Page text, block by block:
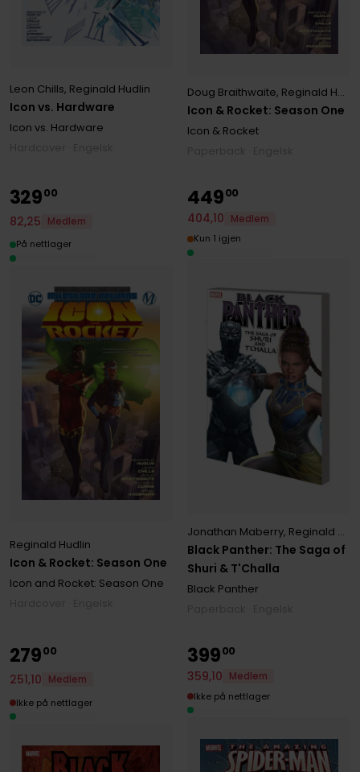
Icon vs. Hardware
Leon Chills, Reginald Hudlin
Icon vs. Hardware
Icon & Rocket: Season One
Doug Braithwaite, Reginald Hudlin
Icon & Rocket
Icon & Rocket: Season One
Reginald Hudlin
Icon and Rocket: Season One
32900
82,25
Medlem
På nettlager
Black Panther: The Saga of
Shuri & T'Challa
Jonathan Maberry, Reginald Hudlin
Black Panther
44900
404,10
Medlem
Kun 1 igjen
27900
251,10
Medlem
Ikke på nettlager
39900
359,10
Medlem
Ikke på nettlager